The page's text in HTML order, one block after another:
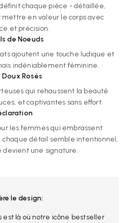
chaque pièce - détaillée,
en valeur le corps avec
et précision.
de Noeuds
ajoutent une touche ludique et
indéniablement féminine.
Doux Rosés
qui rehaussent la beauté
et captivantes sans effort.
les femmes qui embrassent
détail semble intentionnel,
devient une signature.
le design:
est là où notre icône bestseller